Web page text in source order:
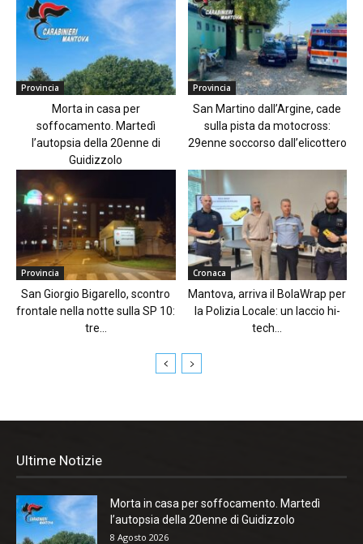
Provincia
Morta in casa per
soffocamento. Martedì
l’autopsia della 20enne di
Guidizzolo
Provincia
San Martino dall’Argine, cade
sulla pista da motocross:
29enne soccorso dall’elicottero
Provincia
San Giorgio Bigarello, scontro
frontale nella notte sulla SP 10:
tre...
Cronaca
Mantova, arriva il BolaWrap per
la Polizia Locale: un laccio hi-
tech...
Ultime Notizie
Morta in casa per soffocamento. Martedì
l’autopsia della 20enne di Guidizzolo
8 Agosto 2026